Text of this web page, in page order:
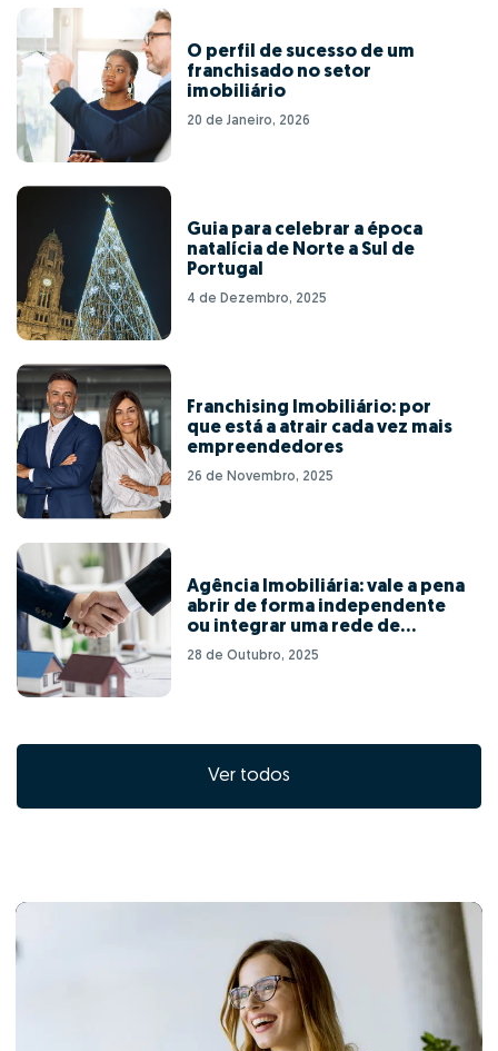
O perfil de sucesso de um
franchisado no setor
imobiliário
20 de Janeiro, 2026
Guia para celebrar a época
natalícia de Norte a Sul de
Portugal
4 de Dezembro, 2025
Franchising Imobiliário: por
que está a atrair cada vez mais
empreendedores
26 de Novembro, 2025
Agência Imobiliária: vale a pena
abrir de forma independente
ou integrar uma rede de
franchising?
28 de Outubro, 2025
Ver todos